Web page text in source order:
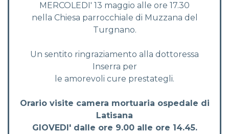
MERCOLEDI' 13 maggio alle ore 17.30
nella Chiesa parrocchiale di Muzzana del
Turgnano.
Un sentito ringraziamento alla dottoressa
Inserra per
le amorevoli cure prestategli.
Orario visite camera mortuaria ospedale di
Latisana
GIOVEDI' dalle ore 9.00 alle ore 14.45.